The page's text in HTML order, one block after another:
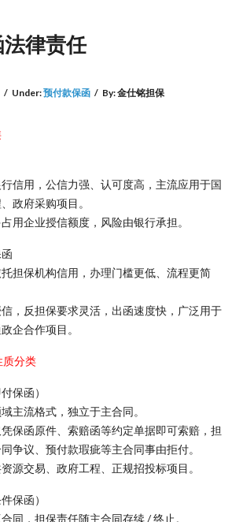
律责任
/ Under:预付款保函 / By:金仕铭担保
信用，公信力强、认可度高，主流应用于国
政府采购项目。
用企业授信额度，风险由银行承担。
担保机构信用，办理门槛更低、流程更简
，反担保要求灵活，出函速度快，广泛用于
企合作项目。
质分类
保函）
主流格式，独立于主合同。
保函原件、索赔函等约定单据即可索赔，担
争议、预付款瑕疵等主合同事由拒付。
源交易、政府工程、正规招投标项目。
保函）
同，担保责任随主合同存续 / 终止。